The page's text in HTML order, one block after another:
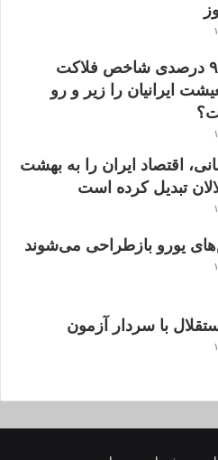
کابوس ۹۶ درصدی شاخص فلاکت
ایرانیان را زیر و رو
اقتصاد ایران را به بهشت
تبدیل کرده است
یورو بازطراحی می‌شوند
با سردار آزمون